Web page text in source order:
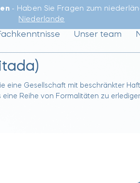
- Haben Sie Fragen zum
Niederlande
Unser team
eine Gesellschaft mit beschränkter
Reihe von Formalitäten zu